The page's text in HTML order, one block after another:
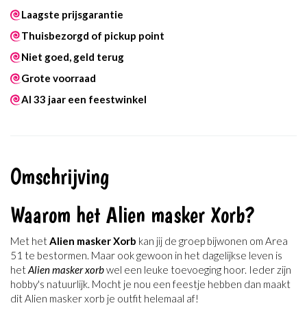
Laagste prijsgarantie
Thuisbezorgd of pickup point
Niet goed, geld terug
Grote voorraad
Al 33 jaar een feestwinkel
Omschrijving
Waarom het Alien masker Xorb?
Met hetAlien masker Xorb kan jij de groep bijwonen om Area
51 te bestormen. Maar ook gewoon in het dagelijkse leven is
hetAlien masker xorbwel een leuke toevoeging hoor. Ieder zijn
hobby's natuurlijk. Mocht je nou een feestje hebben dan maakt
dit Alien masker xorb je outfit helemaal af!